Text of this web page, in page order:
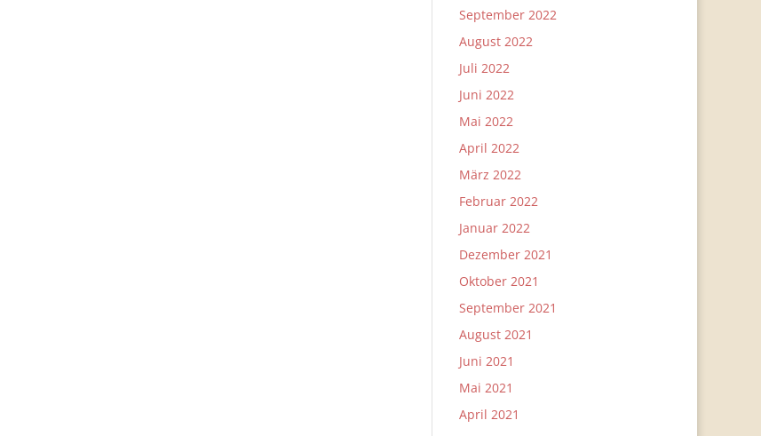
September 2022
August 2022
Juli 2022
Juni 2022
Mai 2022
April 2022
März 2022
Februar 2022
Januar 2022
Dezember 2021
Oktober 2021
September 2021
August 2021
Juni 2021
Mai 2021
April 2021